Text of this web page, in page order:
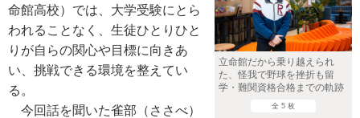
立命館だから乗り越えられ
た、怪我で野球を挫折も留
学・難関資格合格までの軌跡
全 5 枚
命館高校）では、大学受験にとら
われることなく、生徒ひとりひと
りが自らの関心や目標に向きあ
い、挑戦できる環境を整えてい
る。
今回話を聞いた雀部（ささべ）